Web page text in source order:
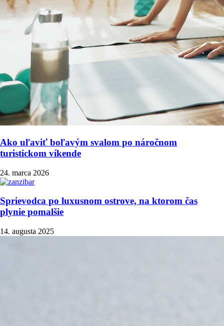
Ako uľaviť boľavým svalom po náročnom
turistickom víkende
24. marca 2026
Sprievodca po luxusnom ostrove, na ktorom čas
plynie pomalšie
14. augusta 2025